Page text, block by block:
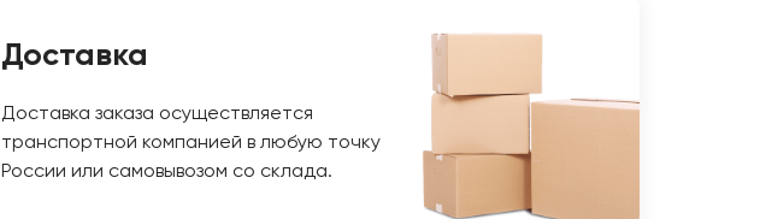
Доставка
Доставка заказа осуществляется
транспортной компанией в любую точку
России или самовывозом со склада.